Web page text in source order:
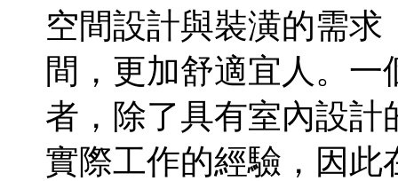
空間設計與裝潢的需
間，更加舒適宜人。
者，除了具有室內設
實際工作的經驗，因